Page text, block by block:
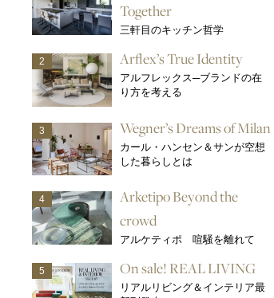
Together
三軒目のキッチン哲学
2 Arflex’s True Identity
アルフレックス─ブランドの在
り方を考える
3 Wegner’s Dreams of Milan
カール・ハンセン＆サンが空想
した暮らしとは
4
Arketipo Beyond the
crowd
アルケティポ 喧騒を離れて
5 On sale! REAL LIVING
リアルリビング＆インテリア最